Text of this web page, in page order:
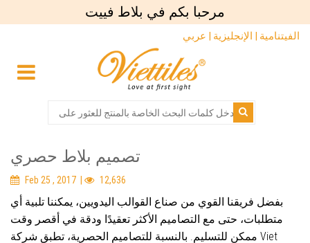
مرحبا بكم في بلاط فييت
الفيتنامية | الإنجليزية | عربي
تصميم بلاط حصري
Feb 25 , 2017 | 12,636
بفضل فريقنا القوي من صناع القوالب اليدويين، يمكننا تلبية أي
متطلبات، حتى مع التصاميم الأكثر تعقيدًا ودقة في أقصر وقت
ممكن للتسليم. بالنسبة للتصاميم الحصرية، تطبق شركة Viet